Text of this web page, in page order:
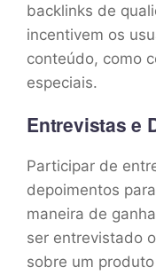
backlinks de
incentivem os
conteúdo, como
especiais.
Entrevistas e
Participar de
depoimentos
maneira de
ser entrevistado
sobre um